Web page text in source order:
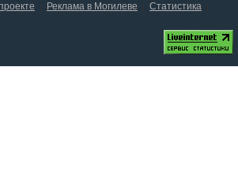
Реклама в Могилеве
Статистика